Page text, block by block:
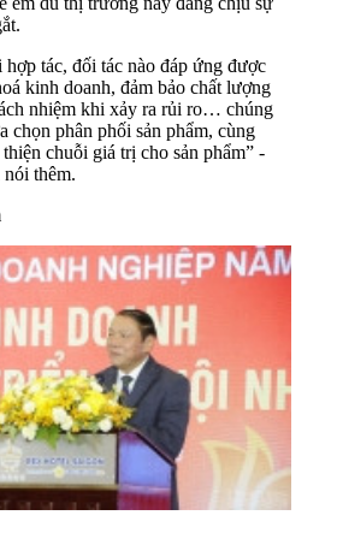
tác, đối tác nào đáp ứng được
kinh doanh, đảm bảo chất lượng
nhiệm khi xảy ra rủi ro… chúng
chọn phân phối sản phẩm, cùng
chuỗi giá trị cho sản phẩm” -
thêm.